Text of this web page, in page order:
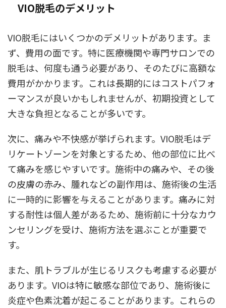
VIO脱毛のデメリット
VIO脱毛にはいくつかのデメリットがあります。ま
ず、費用の面です。特に医療機関や専門サロンでの
脱毛は、何度も通う必要があり、そのたびに高額な
費用がかかります。これは長期的にはコストパフォ
ーマンスが良いかもしれませんが、初期投資として
大きな負担となることが多いです。
次に、痛みや不快感が挙げられます。VIO脱毛はデ
リケートゾーンを対象とするため、他の部位に比べ
て痛みを感じやすいです。施術中の痛みや、その後
の皮膚の赤み、腫れなどの副作用は、施術後の生活
に一時的に影響を与えることがあります。痛みに対
する耐性は個人差があるため、施術前に十分なカウ
ンセリングを受け、施術方法を選ぶことが重要で
す。
また、肌トラブルが生じるリスクも考慮する必要が
あります。VIOは特に敏感な部位であり、施術後に
炎症や色素沈着が起こることがあります。これらの